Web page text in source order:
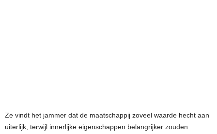
Ze vindt het jammer dat de maatschappij zoveel waarde hecht aan
uiterlijk, terwijl innerlijke eigenschappen belangrijker zouden